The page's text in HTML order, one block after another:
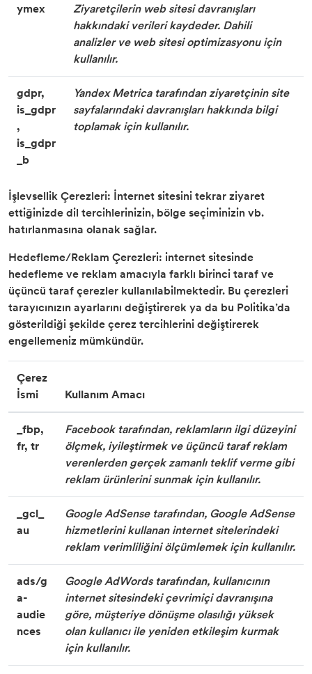
ymex
Ziyaretçilerin web sitesi davranışları
hakkındaki verileri kaydeder. Dahili
analizler ve web sitesi optimizasyonu için
kullanılır.
gdpr,
is_gdpr
,
is_gdpr
_b
Yandex Metrica tarafından ziyaretçinin site
sayfalarındaki davranışları hakkında bilgi
toplamak için kullanılır.
İşlevsellik Çerezleri: İnternet sitesini tekrar ziyaret
ettiğinizde dil tercihlerinizin, bölge seçiminizin vb.
hatırlanmasına olanak sağlar.
Hedefleme/Reklam Çerezleri: internet sitesinde
hedefleme ve reklam amacıyla farklı birinci taraf ve
üçüncü taraf çerezler kullanılabilmektedir. Bu çerezleri
tarayıcınızın ayarlarını değiştirerek ya da bu Politika’da
gösterildiği şekilde çerez tercihlerini değiştirerek
engellemeniz mümkündür.
Çerez
İsmi
Kullanım Amacı
_fbp,
fr, tr
Facebook tarafından, reklamların ilgi düzeyini
ölçmek, iyileştirmek ve üçüncü taraf reklam
verenlerden gerçek zamanlı teklif verme gibi
reklam ürünlerini sunmak için kullanılır.
_gcl_
au
Google AdSense tarafından, Google AdSense
hizmetlerini kullanan internet sitelerindeki
reklam verimliliğini ölçümlemek için kullanılır.
ads/g
a-
audie
nces
Google AdWords tarafından, kullanıcının
internet sitesindeki çevrimiçi davranışına
göre, müşteriye dönüşme olasılığı yüksek
olan kullanıcı ile yeniden etkileşim kurmak
için kullanılır.